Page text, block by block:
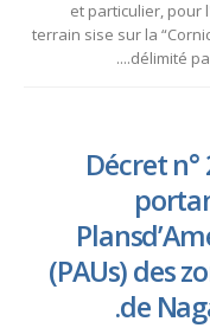
et particulier, pour
terrain sise sur la
délimité
Décret n°
(PAUs) des
de